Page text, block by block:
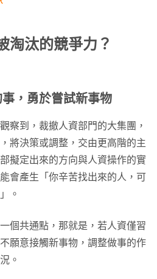
淘汰的競爭力？
，勇於嘗試新事物
察到，裁撤人資部門的大集團，
將決策或調整，交由更高階的主
擬定出來的方向與人資操作的實
會產生「你辛苦找出來的人，可
。
個共通點，那就是，若人資僅習
願意接觸新事物，調整做事的作
。